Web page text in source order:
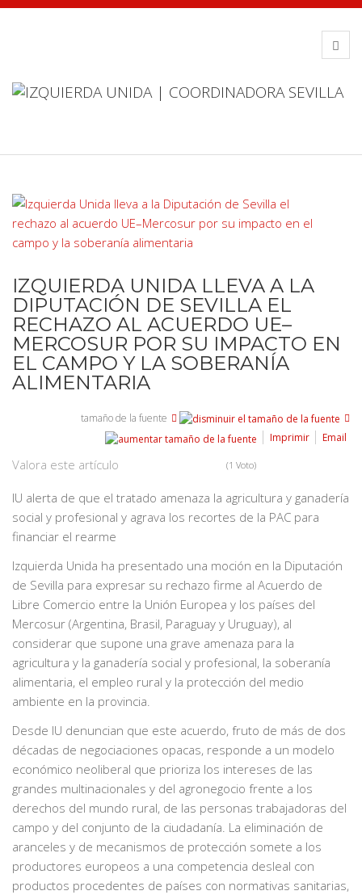
IZQUIERDA UNIDA LLEVA A LA
DIPUTACIÓN DE SEVILLA EL
RECHAZO AL ACUERDO UE–
MERCOSUR POR SU IMPACTO EN
EL CAMPO Y LA SOBERANÍA
ALIMENTARIA
tamaño de la fuente
Imprimir
Email
Valora este artículo (1 Voto)
IU alerta de que el tratado amenaza la agricultura y ganadería
social y profesional y agrava los recortes de la PAC para
financiar el rearme
Izquierda Unida ha presentado una moción en la Diputación
de Sevilla para expresar su rechazo firme al Acuerdo de
Libre Comercio entre la Unión Europea y los países del
Mercosur (Argentina, Brasil, Paraguay y Uruguay), al
considerar que supone una grave amenaza para la
agricultura y la ganadería social y profesional, la soberanía
alimentaria, el empleo rural y la protección del medio
ambiente en la provincia.
Desde IU denuncian que este acuerdo, fruto de más de dos
décadas de negociaciones opacas, responde a un modelo
económico neoliberal que prioriza los intereses de las
grandes multinacionales y del agronegocio frente a los
derechos del mundo rural, de las personas trabajadoras del
campo y del conjunto de la ciudadanía. La eliminación de
aranceles y de mecanismos de protección somete a los
productores europeos a una competencia desleal con
productos procedentes de países con normativas sanitarias,